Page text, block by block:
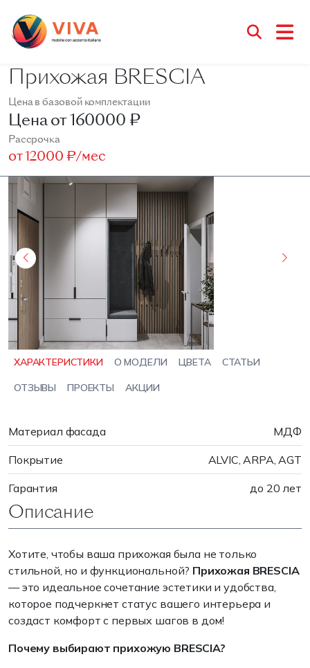
Прихожая BRESCIA
Цена в базовой комплектации
Цена от160000 ₽
Рассрочка
от12000 ₽/мес
ХАРАКТЕРИСТИКИ О МОДЕЛИ ЦВЕТА СТАТЬИ
ОТЗЫВЫ ПРОЕКТЫ АКЦИИ
Материал фасада МДФ
Покрытие ALVIC, ARPA, AGT
Гарантия до 20 лет
Описание
Хотите, чтобы ваша прихожая была не только
стильной, но и функциональной? Прихожая BRESCIA
— это идеальное сочетание эстетики и удобства,
которое подчеркнет статус вашего интерьера и
создаст комфорт с первых шагов в дом!
Почему выбирают прихожую BRESCIA?